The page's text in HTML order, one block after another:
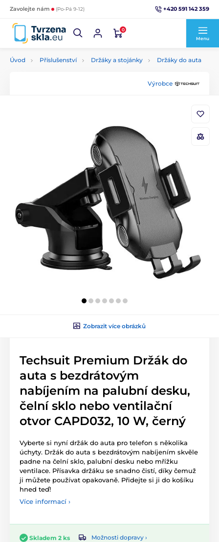
Zavolejte nám (Po-Pá 9-12) +420 591 142 359
0
Menu
Úvod Příslušenství Držáky a stojánky Držáky do auta
Výrobce
Zobrazit více obrázků
Techsuit Premium Držák do
auta s bezdrátovým
nabíjením na palubní desku,
čelní sklo nebo ventilační
otvor CAPD032, 10 W, černý
Vyberte si nyní držák do auta pro telefon s několika
úchyty. Držák do auta s bezdrátovým nabíjením skvěle
padne na čelní sklo, palubní desku nebo mřížku
ventilace. Přísavka držáku se snadno čistí, díky čemuž
ji můžete používat opakovaně. Přidejte si ji do košíku
hned teď!
Více informací ›
Skladem 2 ks
Možnosti dopravy ›